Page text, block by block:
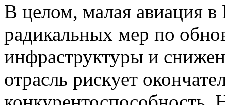
В целом, малая авиация в
радикальных мер по
инфраструктуры и
отрасль рискует